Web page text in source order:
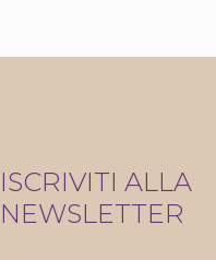
ISCRIVITI ALLA
NEWSLETTER